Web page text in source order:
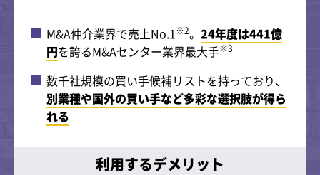
M&A仲介業界で売上No.1 ※2。 24年度は441億
円を誇るM&Aセンター業界最大手※3
数千社規模の買い手候補リストを持っており、
別業種や国外の買い手など多彩な選択肢が得ら
れる
利用するデメリット